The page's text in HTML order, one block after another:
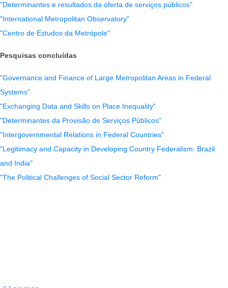
"Determinantes e resultados da oferta de serviços públicos"
"International Metropolitan Observatory"
"Centro de Estudos da Metrópole"
Pesquisas concluídas
"Governance and Finance of Large Metropolitan Areas in Federal
Systems"
"Exchanging Data and Skills on Place Inequality"
"Determinantes da Provisão de Serviços Públicos"
"Intergovernmental Relations in Federal Countries"
"Legitimacy and Capacity in Developing Country Federalism: Brazil
and India"
"The Political Challenges of Social Sector Reform"